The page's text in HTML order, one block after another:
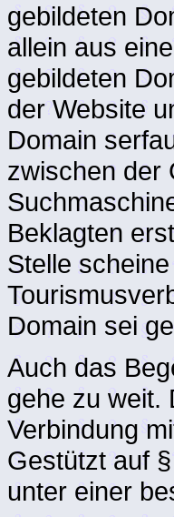
gebildeten
allein aus
gebildeten
der Website
Domain
zwischen der
Beklagten
Stelle
Domain sei
Auch das
gehe zu weit.
Verbindung
Gestützt auf
unter einer